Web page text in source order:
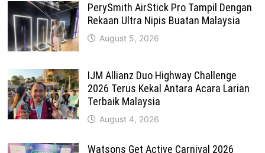
PerySmith AirStick Pro Tampil Dengan
Rekaan Ultra Nipis Buatan Malaysia
August 5, 2026
IJM Allianz Duo Highway Challenge
2026 Terus Kekal Antara Acara Larian
Terbaik Malaysia
August 4, 2026
Watsons Get Active Carnival 2026